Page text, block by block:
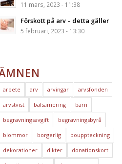
11 mars, 2023 - 11:38
Förskott på arv – detta gäller
5 februari, 2023 - 13:30
arbete arv arvingar arvsfonden
arvstvist balsamering barn
begravningsavgift begravningsbyrå
blommor borgerlig bouppteckning
dekorationer dikter donationskort